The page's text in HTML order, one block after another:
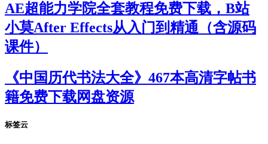
AE超能力学院全套教程免费下载，B站
小莫After Effects从入门到精通（含源码
课件）
《中国历代书法大全》467本高清字帖书
籍免费下载网盘资源
标签云